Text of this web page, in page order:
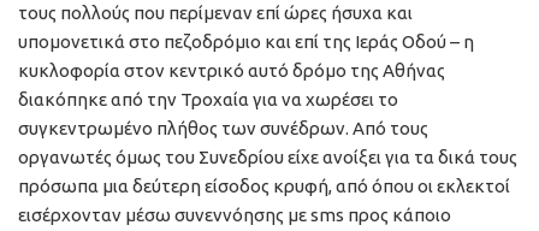
τους πολλούς που περίμεναν επί ώρες ήσυχα και
υπομονετικά στο πεζοδρόμιο και επί της Ιεράς Οδού – η
κυκλοφορία στον κεντρικό αυτό δρόμο της Αθήνας
διακόπηκε από την Τροχαία για να χωρέσει το
συγκεντρωμένο πλήθος των συνέδρων. Από τους
οργανωτές όμως του Συνεδρίου είχε ανοίξει για τα δικά τους
πρόσωπα μια δεύτερη είσοδος κρυφή, από όπου οι εκλεκτοί
εισέρχονταν μέσω συνεννόησης με sms προς κάποιο